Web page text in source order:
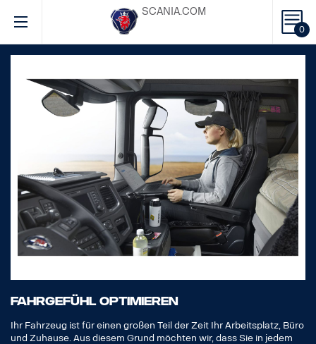
0
SCANIA.COM
FAHRGEFÜHL OPTIMIEREN
Ihr Fahrzeug ist für einen großen Teil der Zeit Ihr Arbeitsplatz, Büro
und Zuhause. Aus diesem Grund möchten wir, dass Sie in jedem